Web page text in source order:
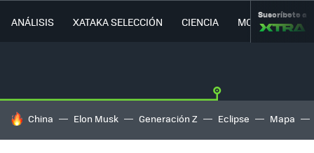
ANÁLISIS XATAKA SELECCIÓN CIENCIA MOVILIDAD
Suscríbete a
HOY SE HABLA DE
China Elon Musk Generación Z Eclipse Mapa